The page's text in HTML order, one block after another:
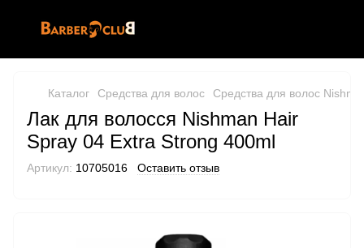
Каталог Средства для волос Средства для волос
Лак для волосся Nishman Hair
Spray 04 Extra Strong 400ml
Артикул: 10705016 Оставить отзыв